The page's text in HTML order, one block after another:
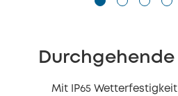
Mit IP65